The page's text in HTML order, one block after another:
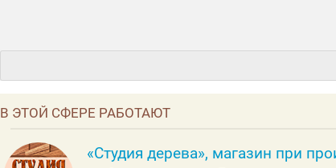
техника видеонаблюдения
турникеты
установка домофонов
установка лоджий
установка окон
установка окон ПВХ
установка систем безопасности
установка турникетов
шлагбаумы
В ЭТОЙ СФЕРЕ РАБОТАЮТ
«Студия дерева», магазин при